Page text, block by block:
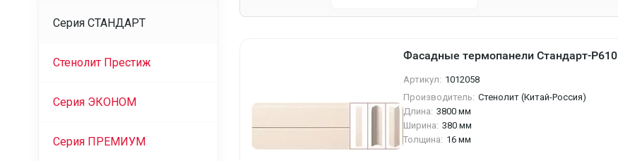
Фасадные термопанели Стандарт-P610
Артикул: 1012058
Производитель: Стенолит (Китай-Россия)
Длина: 3800 мм
Ширина: 380 мм
Толщина: 16 мм
Серия СТАНДАРТ
Стенолит Престиж
Серия ЭКОНОМ
Серия ПРЕМИУМ